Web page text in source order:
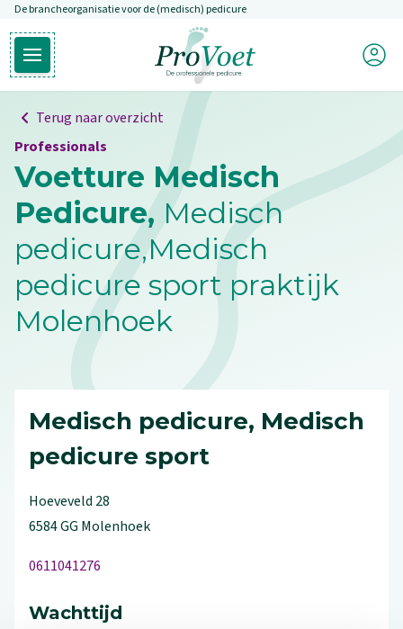
Overslaan en naar de inhoud gaan
De brancheorganisatie voor de (medisch) pedicure
Open hoofdmenu
Ga naar de homepagina
Mijn
Terug naar overzicht
Professionals
Voetture Medisch
Pedicure, Medisch
pedicure,Medisch
pedicure sport praktijk
Molenhoek
Medisch pedicure, Medisch
pedicure sport
Hoeveveld 28
6584 GG Molenhoek
0611041276
Wachttijd